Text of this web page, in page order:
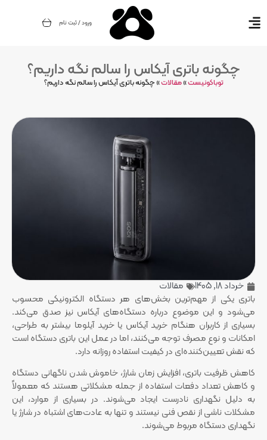
ورود / ثبت نام
چگونه باتری آیکاس را سالم نگه داریم؟
توباکونیست»مقالات»چگونه باتری آیکاس را سالم نگه داریم؟
خرداد 18, 1405
مقالات
باتری یکی از مهم‌ترین بخش‌های هر دستگاه الکترونیکی محسوب
می‌شود و این موضوع درباره دستگاه‌های آیکاس نیز صدق می‌کند.
بسیاری از کاربران هنگام خرید آیکاس یا خرید آیلوما بیشتر به طراحی،
امکانات و نوع مصرف توجه می‌کنند، اما در عمل این باتری دستگاه است
که نقش تعیین‌کننده‌ای در کیفیت استفاده روزانه دارد.
کاهش ظرفیت باتری، افزایش زمان شارژ، خاموش شدن ناگهانی دستگاه
و کاهش تعداد دفعات استفاده از جمله مشکلاتی هستند که معمولاً
به دلیل نگهداری نادرست ایجاد می‌شوند. در بسیاری از موارد، این
مشکلات ناشی از نقص فنی نیستند و تنها به عادت‌های اشتباه در شارژ یا
نگهداری دستگاه مربوط می‌شوند.